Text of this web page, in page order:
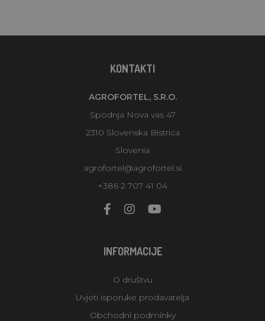
KONTAKTI
AGROFORTEL, S.R.O.
Spodnja Nova vas 47
2310 Slovenska Bistrica
Slovenia
agrofortel@agrofortel.si
+386 2 707 41 04
INFORMACIJE
O društvu
Uvjeti isporuke prodavatelja
Obchodní podmínky